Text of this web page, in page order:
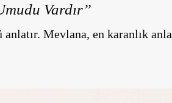
Vardır”
Mevlana, en karanlık